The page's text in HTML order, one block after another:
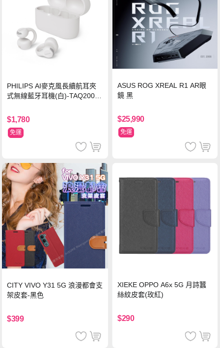
PHILIPS AI麥克風長續航耳夾
式無線藍牙耳機(白)-TAQ2000
$1,780
免運
ASUS ROG XREAL R1 AR眼
鏡 黑
$25,990
免運
CITY VIVO Y31 5G 浪漫都會支
架皮套-黑色
$399
XIEKE OPPO A6x 5G 月詩蠶
絲紋皮套(玫紅)
$290